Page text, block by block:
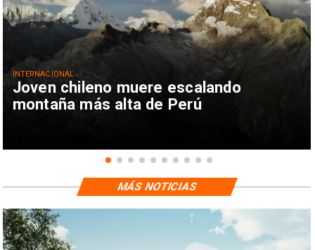
Joven chileno muere escalando
montaña más alta de Perú
INTERNACIONAL
MÁS NOTICIAS